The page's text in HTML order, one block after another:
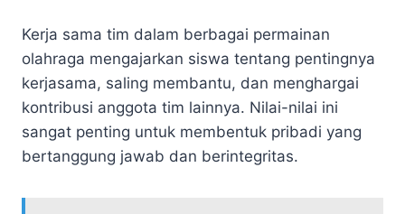
Kerja sama tim dalam berbagai permainan
olahraga mengajarkan siswa tentang pentingnya
kerjasama, saling membantu, dan menghargai
kontribusi anggota tim lainnya. Nilai-nilai ini
sangat penting untuk membentuk pribadi yang
bertanggung jawab dan berintegritas.